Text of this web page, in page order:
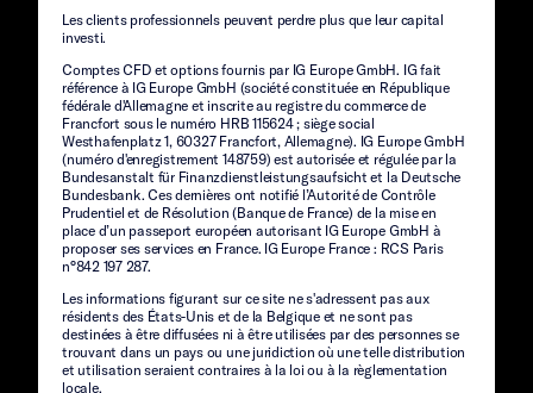
Les clients professionnels peuvent perdre plus que leur capital
investi.
Comptes CFD et options fournis par IG Europe GmbH. IG fait
référence à IG Europe GmbH (société constituée en République
fédérale d'Allemagne et inscrite au registre du commerce de
Francfort sous le numéro HRB 115624 ; siège social
Westhafenplatz 1, 60327 Francfort, Allemagne). IG Europe GmbH
(numéro d'enregistrement 148759) est autorisée et régulée par la
Bundesanstalt für Finanzdienstleistungsaufsicht et la Deutsche
Bundesbank. Ces dernières ont notifié l’Autorité de Contrôle
Prudentiel et de Résolution (Banque de France) de la mise en
place d’un passeport européen autorisant IG Europe GmbH à
proposer ses services en France. IG Europe France : RCS Paris
n°842 197 287.
Les informations figurant sur ce site ne s'adressent pas aux
résidents des États-Unis et de la Belgique et ne sont pas
destinées à être diffusées ni à être utilisées par des personnes se
trouvant dans un pays ou une juridiction où une telle distribution
et utilisation seraient contraires à la loi ou à la règlementation
locale.